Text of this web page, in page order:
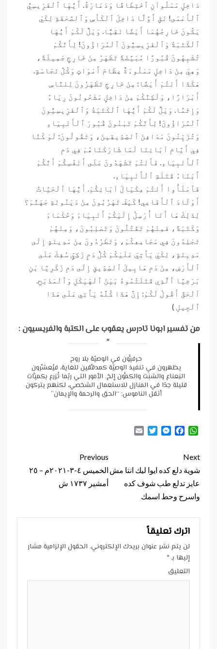
دَاخِلٍ مَمْلُوآنِ ٱخْتِطَافًا وَدَعَارَةً. أَيُّهَا ٱلْفَرِّيسِيُّ
ٱلْأَعْمَى! نَقِّ أَوَّلًا دَاخِلَ ٱلْكَأْسِ وَٱلصَّحْفَةِ لِكَيْ
يَكُونَ خَارِجُهُمَا أَيْضًا نَقِيًّا. وَيْلٌ لَكُمْ أَيُّهَا
ٱلْكَتَبَةُ وَٱلْفَرِّيسِيُّونَ ٱلْمُرَاؤُونَ! لِأَنَّكُمْ
تُشْبِهُونَ قُبُورًا مُبَيَّضَةً تَظْهَرُ مِنْ خَارِجٍ جَمِيلَةً،
وَهِيَ مِنْ دَاخِلٍ مَمْلُوءَةٌ عِظَامَ أَمْوَاتٍ وَكُلَّ نَجَاسَةٍ.
هَكَذَا أَنْتُمْ أَيْضًا: مِنْ خَارِجٍ تَظْهَرُونَ لِلنَّاسِ
أَبْرَارًا، وَلَكِنَّكُمْ مِنْ دَاخِلٍ مَشْحُونُونَ رِيَاءً
وَإِثْمًا. وَيْلٌ لَكُمْ أَيُّهَا ٱلْكَتَبَةُ وَٱلْفَرِّيسِيُّونَ
ٱلْمُرَاؤُونَ! لِأَنَّكُمْ تَبْنُونَ قُبُورَ ٱلْأَنْبِيَاءِ
وَتُزَيِّنُونَ مَدَافِنَ ٱلصِّدِّيقِينَ، وَتَقُولُونَ: لَوْ كُنَّا
فِي أَيَّامِ آبَائِنَا لَمَا شَارَكْنَاهُمْ فِي دَمِ
ٱلْأَنْبِيَاءِ. فَأَنْتُمْ تَشْهَدُونَ عَلَى أَنْفُسِكُمْ أَنَّكُمْ
أَبْنَاءُ قَتَلَةِ ٱلْأَنْبِيَاءِ.
فَٱمْلَأُوا أَنْتُمْ مِكْيَالَ آبَائِكُمْ. أَيُّهَا ٱلْحَيَّاتُ
أَوْلَادَ ٱلْأَفَاعِي! كَيْفَ تَهْرُبُونَ مِنْ دَيْنُونَةِ جَهَنَّمَ؟
لِذَلِكَ هَا أَنَا أُرْسِلُ إِلَيْكُمْ أَنْبِيَاءَ وَحُكَمَاءَ
وَكَتَبَةً، فَمِنْهُمْ تَقْتُلُونَ وَتَصْلِبُونَ، وَمِنْهُمْ
تَجْلِدُونَ فِي مَجَامِعِكُمْ، وَتَطْرُدُونَ مِنْ مَدِينَةٍ إِلَى
مَدِينَةٍ، لِكَيْ يَأْتِيَ عَلَيْكُمْ كُلُّ دَمٍ زَكِيٍّ سُفِكَ عَلَى
ٱلْأَرْضِ، مِنْ دَمِ هَابِيلَ ٱلصِّدِّيقِ إِلَى دَمِ زَكَرِيَّا بْنِ
بَرَخِيَّا ٱلَّذِي قَتَلْتُمُوهُ بَيْنَ ٱلْهَيْكَلِ وَٱلْمَذْبَحِ.
اَلْحَقَّ أَقُولُ لَكُمْ: إِنَّ هَذَا كُلَّهُ يَأْتِي عَلَى هَذَا
ٱلْجِيلِ )
من تفسير ابونا تادرس يعقوب على الكتبة والفريسيون :
حرفيُّون في الوصيّة بلا روح
يظهرون في تنفيذ الوصيّة كمدقِّقين للغاية، فيُعشِّرون
النِعناع والشبَت والكمُّون إلخ. الأمور التي ربّما تُزرع بكميَّات
قليلة جدًا في المنازل للاستعمال الشخصي، لكنهم يتركون
أثقل الناموس: “الحق والرحمة والإيمان”
WhatsApp
Facebook
Messenger
Twitter
Continue
Reading
Previous
الخميس ٤-٣-٢٠٢١م – ٢٥
أمشير ١٧٣٧ ش
Next
شوية دلع كده ايوا ليك انتا مش
عايز تدلع طب شوف كده
واسرح وحط اسمك
اترك تعليقاً
لن يتم نشر عنوان بريدك الإلكتروني. الحقول الإلزامية مشار
إليها بـ*
التعليق